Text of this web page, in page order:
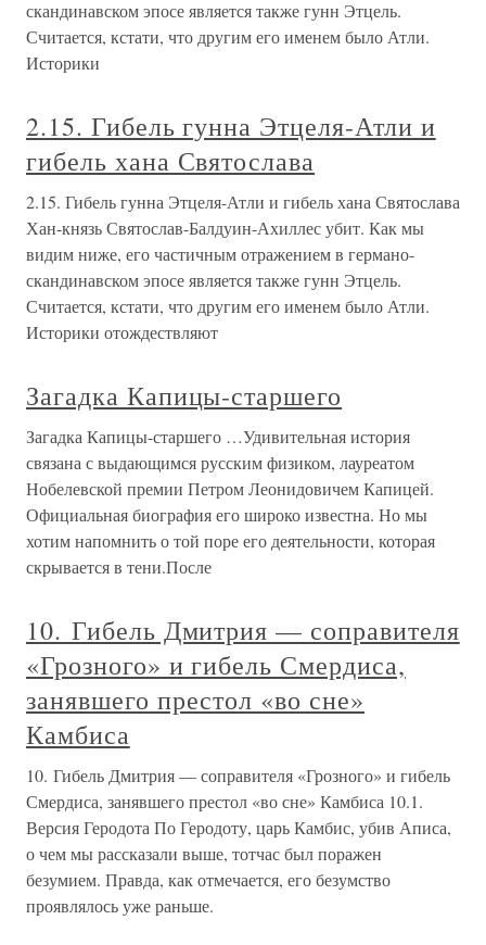
скандинавском эпосе является также гунн Этцель.
Считается, кстати, что другим его именем было Атли.
Историки
2.15. Гибель гунна Этцеля-Атли и
гибель хана Святослава
2.15. Гибель гунна Этцеля-Атли и гибель хана Святослава
Хан-князь Святослав-Балдуин-Ахиллес убит. Как мы
видим ниже, его частичным отражением в германо-
скандинавском эпосе является также гунн Этцель.
Считается, кстати, что другим его именем было Атли.
Историки отождествляют
Загадка Капицы-старшего
Загадка Капицы-старшего …Удивительная история
связана с выдающимся русским физиком, лауреатом
Нобелевской премии Петром Леонидовичем Капицей.
Официальная биография его широко известна. Но мы
хотим напомнить о той поре его деятельности, которая
скрывается в тени.После
10. Гибель Дмитрия — соправителя
«Грозного» и гибель Смердиса,
занявшего престол «во сне»
Камбиса
10. Гибель Дмитрия — соправителя «Грозного» и гибель
Смердиса, занявшего престол «во сне» Камбиса 10.1.
Версия Геродота По Геродоту, царь Камбис, убив Аписа,
о чем мы рассказали выше, тотчас был поражен
безумием. Правда, как отмечается, его безумство
проявлялось уже раньше.